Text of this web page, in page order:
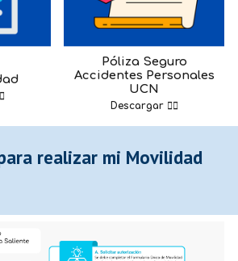
Póliza Seguro
Accidentes Personales
UCN
Descargar ☝🏼
realizar mi Movilidad